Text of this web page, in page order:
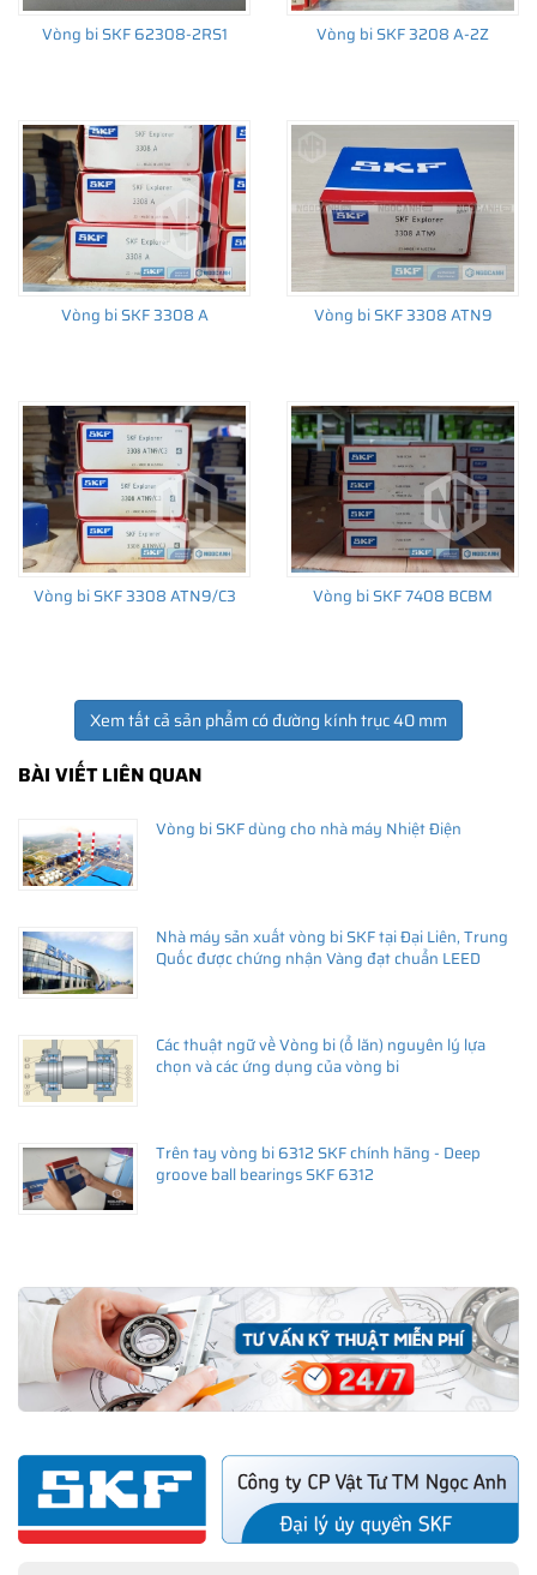
Để có báo giá Phớt SKF 40X55X7 HMSA10 V tốt nhất, hãy liên
hệ với
SKF Ngọc Anh - Đại lý ủy quyền SKF(SKF Authorized
Distributor)
Sản phẩm chính hãng, giao hàng toàn quốc
Vòng bi SKF 62308-2RS1 Vòng bi SKF 3208 A-2Z
Vòng bi SKF 3308 A Vòng bi SKF 3308 ATN9
Vòng bi SKF 3308 ATN9/C3 Vòng bi SKF 7408 BCBM
Xem tất cả sản phẩm có đường kính trục 40 mm
BÀI VIẾT LIÊN QUAN
Vòng bi SKF dùng cho nhà máy Nhiệt Điện
Nhà máy sản xuất vòng bi SKF tại Đại Liên, Trung
Quốc được chứng nhận Vàng đạt chuẩn LEED
Các thuật ngữ về Vòng bi (ổ lăn) nguyên lý lựa
chọn và các ứng dụng của vòng bi
Trên tay vòng bi 6312 SKF chính hãng - Deep
groove ball bearings SKF 6312